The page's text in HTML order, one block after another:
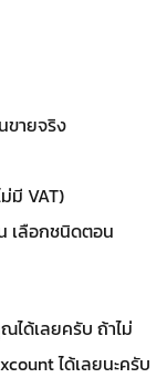
ขายจริง
มี VAT)
เลือกชนิดตอน
ได้เลยครับ ถ้าไม่
ได้เลยนะครับ